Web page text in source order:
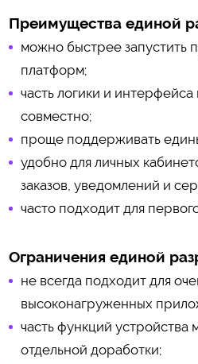
Преимущества единой
можно быстрее запустить
платформ;
часть логики и интерфейса
совместно;
проще поддерживать
удобно для личных
заказов, уведомлений и
часто подходит для
Ограничения единой
не всегда подходит для
высоконагруженных
часть функций устройства
отдельной доработки;